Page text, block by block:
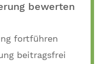
bewerten
fortführen
beitragsfrei